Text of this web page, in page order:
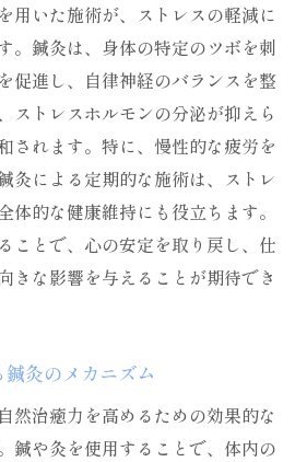
用いた施術が、ストレスの軽減に
。鍼灸は、身体の特定のツボを刺
促進し、自律神経のバランスを整
ストレスホルモンの分泌が抑えら
されます。特に、慢性的な疲労を
灸による定期的な施術は、ストレ
体的な健康維持にも役立ちます。
ことで、心の安定を取り戻し、仕
きな影響を与えることが期待でき
灸のメカニズム
然治癒力を高めるための効果的な
鍼や灸を使用することで、体内の